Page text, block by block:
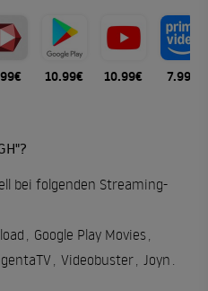
10.99€ 10.99€ 7.99€
bei folgenden Streaming-
, Google Play Movies,
, Videobuster, Joyn .